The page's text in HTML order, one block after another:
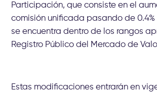
Participación, que consiste en el
comisión unificada pasando de 0.4%
se encuentra dentro de los rangos
Registro Público del Mercado de
Estas modificaciones entrarán en